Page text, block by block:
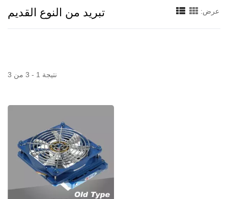
تبريد من النوع القديم عرض:
نتيجة 1 - 3 من 3